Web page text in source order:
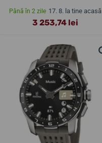
Până în 2 zile 17. 8. la tine acasă
3 253,74 lei